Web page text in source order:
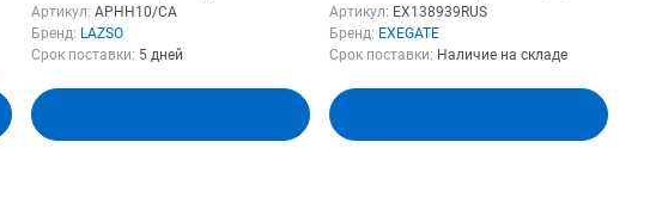
штекер C / HDMI розетка А ,
19pin, позолоченные
контакты.
Артикул: APHH10/CA
Бренд: LAZSO
Срок поставки: 5 дней
EX138939RUS
Артикул: EX138939RUS
Бренд: EXEGATE
Срок поставки: Наличие на складе